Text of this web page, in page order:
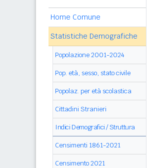
Home Comune
Statistiche Demografiche
Popolazione 2001-2024
Pop. età, sesso, stato civile
Popolaz. per età scolastica
Cittadini Stranieri
Indici Demografici / Struttura
Censimenti 1861-2021
Censimento 2021